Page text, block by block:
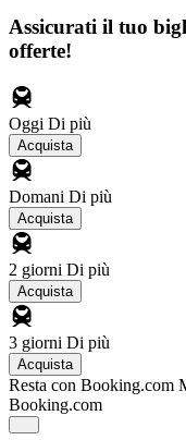
Assicurati il ​​tuo
offerte!
Oggi Di più
Acquista
Domani Di più
Acquista
2 giorni Di più
Acquista
3 giorni Di più
Acquista
Resta con Booking.com
Booking.com